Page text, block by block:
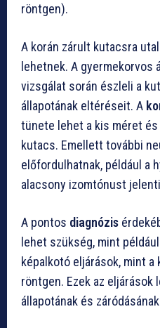
röntgen).
A korán zárult kutacsra
lehetnek. A gyermekorvos
vizsgálat során észleli a
állapotának eltéréseit. A
tünete lehet a kis méret
kutacs. Emellett további
előfordulhatnak, például a
alacsony izomtónust
A pontos diagnózis
lehet szükség, mint
képalkotó eljárások, mint a
röntgen. Ezek az
állapotának és